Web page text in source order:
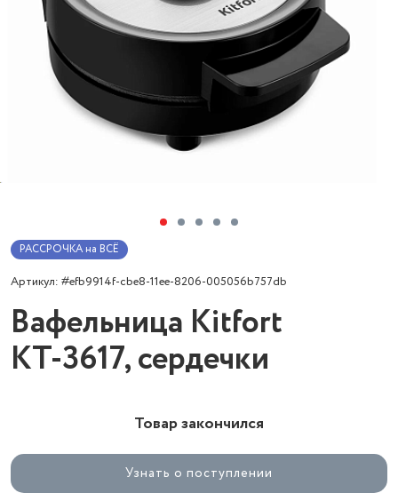
РАССРОЧКА на ВСЁ
Артикул: #efb9914f-cbe8-11ee-8206-005056b757db
Вафельница Kitfort
КТ-3617, сердечки
Товар закончился
Узнать о поступлении